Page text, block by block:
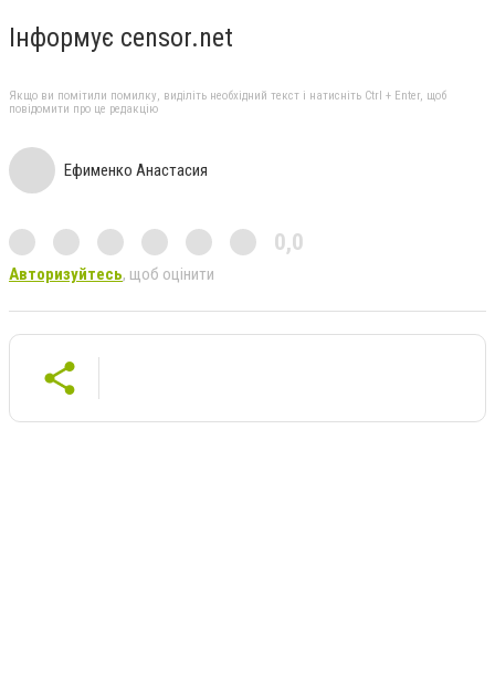
Інформує censor.net
Якщо ви помітили помилку, виділіть необхідний текст і натисніть Ctrl + Enter, щоб
повідомити про це редакцію
Ефименко Анастасия
0,0
Авторизуйтесь, щоб оцінити